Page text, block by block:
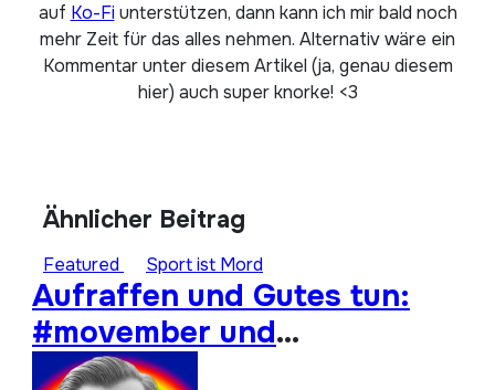
auf Ko-Fiunterstützen, dann kann ich mir bald noch
mehr Zeit für das alles nehmen. Alternativ wäre ein
Kommentar unter diesem Artikel (ja, genau diesem
hier) auch super knorke! <3
Ähnlicher Beitrag
Featured Sport ist Mord
Aufraffen und Gutes tun:
#movember und
#moep0rthon 2023